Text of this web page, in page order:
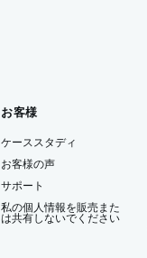
お客様
ケーススタディ
お客様の声
サポート
私の個人情報を販売また
は共有しないでください